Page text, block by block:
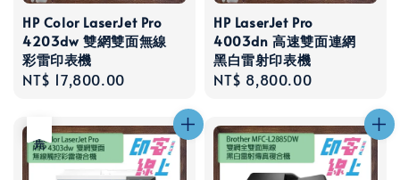
HP Color LaserJet Pro
4203dw 雙網雙面無線
彩雷印表機
Regular
NT$ 17,800.00
HP LaserJet Pro
4003dn 高速雙面連網
黑白雷射印表機
Regular
NT$ 8,800.00